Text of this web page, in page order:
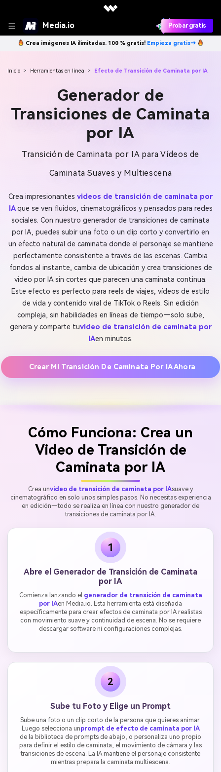
Media.io Probar gratis
Crea imágenes IA ilimitadas. 100 % gratis! Empieza gratis→
Inicio > Herramientas en línea > Efecto de Transición de Caminata por IA
Generador de
Transiciones de Caminata
por IA
Transición de Caminata por IA para Vídeos de
Caminata Suaves y Multiescena
Crea impresionantes videos de transición de caminata por
IAque se ven fluidos, cinematográficos y pensados para redes
sociales. Con nuestro generador de transiciones de caminata
por IA, puedes subir una foto o un clip corto y convertirlo en
un efecto natural de caminata donde el personaje se mantiene
perfectamente consistente a través de las escenas. Cambia
fondos al instante, cambia de ubicación y crea transiciones de
video por IA sin cortes que parecen una caminata continua.
Este efecto es perfecto para reels de viajes, vídeos de estilo
de vida y contenido viral de TikTok o Reels. Sin edición
compleja, sin habilidades en líneas de tiempo—solo sube,
genera y comparte tuvideo de transición de caminata por
IAen minutos.
Crear Mi Transición De Caminata Por IA Ahora
Cómo Funciona: Crea un
Video de Transición de
Caminata por IA
Crea unvideo de transición de caminata por IAsuave y
cinematográfico en solo unos simples pasos. No necesitas experiencia
en edición—todo se realiza en línea con nuestro generador de
transiciones de caminata por IA.
1
Abre el Generador de Transición de Caminata
por IA
Comienza lanzando el generador de transición de caminata
por IAen Media.io. Esta herramienta está diseñada
específicamente para crear efectos de caminata por IA realistas
con movimiento suave y continuidad de escena. No se requiere
descargar software ni configuraciones complejas.
2
Sube tu Foto y Elige un Prompt
Sube una foto o un clip corto de la persona que quieres animar.
Luego selecciona unprompt de efecto de caminata por IA
de la biblioteca de prompts de abajo, o personaliza uno propio
para definir el estilo de caminata, el movimiento de cámara y las
transiciones de escena. La IA mantiene el personaje consistente
mientras prepara la caminata multiescena.